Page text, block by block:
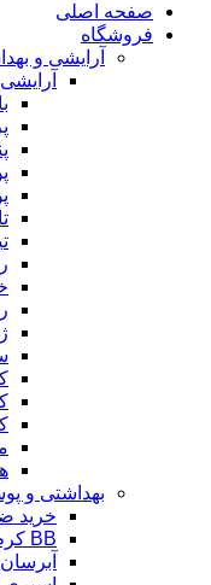
صفحه اصلی
فروشگاه
آرایشی و
آرایشی
بهداشتی و
خرید
BB کرم